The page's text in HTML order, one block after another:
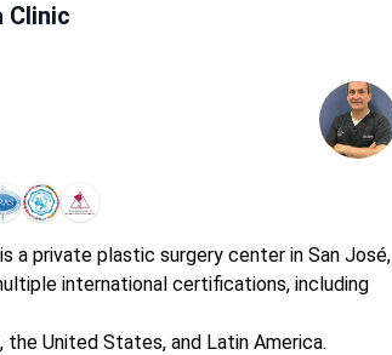
Clinic
a private plastic surgery center in San José,
international certifications, including
United States, and Latin America.